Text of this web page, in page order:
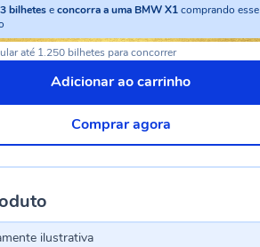
3 bilhetes econcorra a uma BMW X1comprando esse
até 1.250 bilhetes para concorrer
Adicionar ao carrinho
Comprar agora
ilustrativa